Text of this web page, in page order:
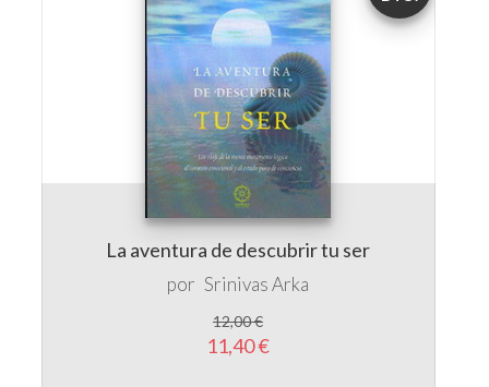
La aventura de descubrir tu ser
por Srinivas Arka
12,00 €
11,40 €